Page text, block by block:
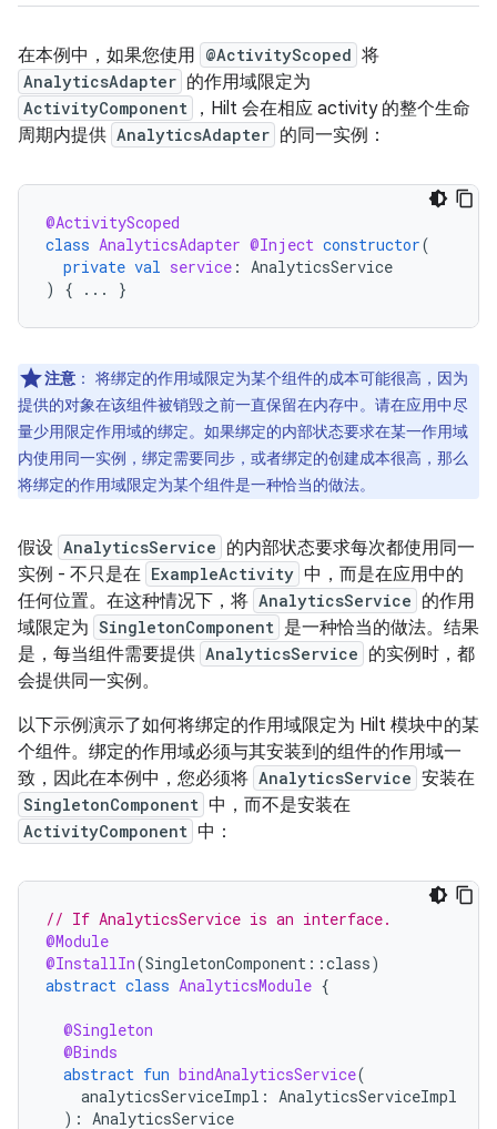
在本例中，如果您使用 @ActivityScoped 将
AnalyticsAdapter 的作用域限定为
ActivityComponent
，Hilt 会在相应 activity 的整个生命
周期内提供 AnalyticsAdapter 的同一实例：
@ActivityScoped
class AnalyticsAdapter @Inject constructor(
private val service : AnalyticsService
)
{ ... }
注意 ： 将绑定的作用域限定为某个组件的成本可能很高，因为
提供的对象在该组件被销毁之前一直保留在内存中。请在应用中尽
量少用限定作用域的绑定。如果绑定的内部状态要求在某一作用域
内使用同一实例，绑定需要同步，或者绑定的创建成本很高，那么
将绑定的作用域限定为某个组件是一种恰当的做法。
假设 AnalyticsService 的内部状态要求每次都使用同一
实例 - 不只是在 ExampleActivity 中，而是在应用中的
任何位置。在这种情况下，将 AnalyticsService 的作用
域限定为 SingletonComponent 是一种恰当的做法。结果
是，每当组件需要提供 AnalyticsService 的实例时，都
会提供同一实例。
以下示例演示了如何将绑定的作用域限定为 Hilt 模块中的某
个组件。绑定的作用域必须与其安装到的组件的作用域一
致，因此在本例中，您必须将 AnalyticsService 安装在
SingletonComponent 中，而不是安装在
ActivityComponent 中：
// If AnalyticsService is an interface.
@Module
@InstallIn(SingletonComponent ::class)
abstract class AnalyticsModule {
@Singleton
@Binds
abstract fun bindAnalyticsService(
analyticsServiceImpl : AnalyticsServiceImpl
): AnalyticsService